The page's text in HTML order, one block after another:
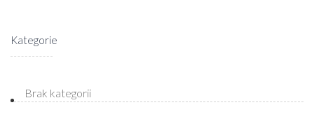
Kategorie
Brak kategorii